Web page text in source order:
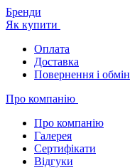
Бренди
Як купити
Оплата
Доставка
Повернення і обмін
Про компанію
Про компанію
Галерея
Сертифікати
Відгуки